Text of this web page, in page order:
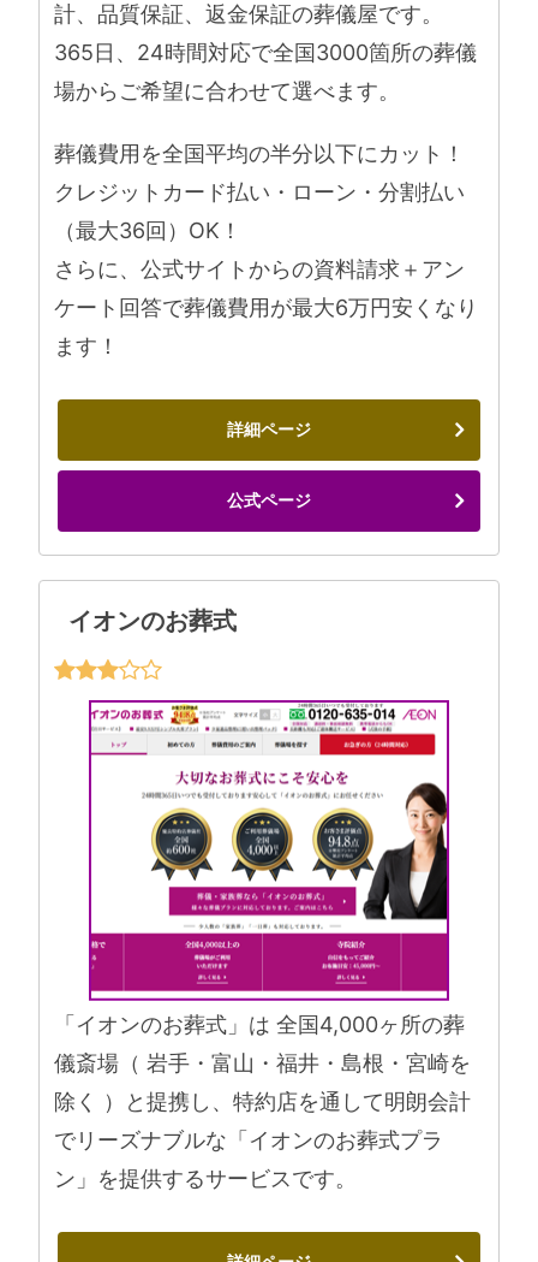
計、品質保証、返金保証の葬儀屋です。
365日、24時間対応で全国3000箇所の葬儀
場からご希望に合わせて選べます。
葬儀費用を全国平均の半分以下にカット！
クレジットカード払い・ローン・分割払い
（最大36回）OK！
さらに、公式サイトからの資料請求＋アン
ケート回答で葬儀費用が最大6万円安くなり
ます！
詳細ページ
公式ページ
イオンのお葬式
「イオンのお葬式」は 全国4,000ヶ所の葬
儀斎場（ 岩手・富山・福井・島根・宮崎を
除く ）と提携し、特約店を通して明朗会計
でリーズナブルな「イオンのお葬式プラ
ン」を提供するサービスです。